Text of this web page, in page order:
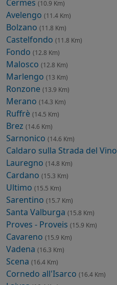
Cermes (10.9 Km)
Avelengo (11.4 Km)
Bolzano (11.8 Km)
Castelfondo (11.8 Km)
Fondo (12.8 Km)
Malosco (12.8 Km)
Marlengo (13 Km)
Ronzone (13.9 Km)
Merano (14.3 Km)
Ruffrè (14.5 Km)
Brez (14.6 Km)
Sarnonico (14.6 Km)
Caldaro sulla Strada del Vino
Lauregno (14.8 Km)
Cardano (15.3 Km)
Ultimo (15.5 Km)
Sarentino (15.7 Km)
Santa Valburga (15.8 Km)
Proves - Proveis (15.9 Km)
Cavareno (15.9 Km)
Vadena (16.3 Km)
Scena (16.4 Km)
Cornedo all'Isarco (16.4 Km)